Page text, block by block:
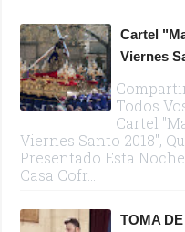
Cartel
Viernes
Todos
Cartel
Viernes Santo 2018",
Presentado Esta
Casa Cofr...
TOMA